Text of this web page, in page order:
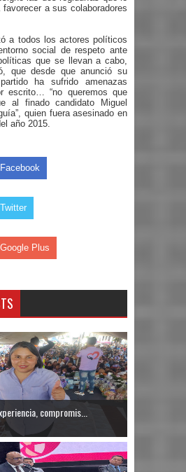
a sus colaboradores
a todos los actores políticos
social de respeto ante
que se llevan a cabo,
que desde que anunció su
ha sufrido amenazas
escrito… “no queremos que
al finado candidato Miguel
quien fuera asesinado en
año 2015.
Plus
compromis...